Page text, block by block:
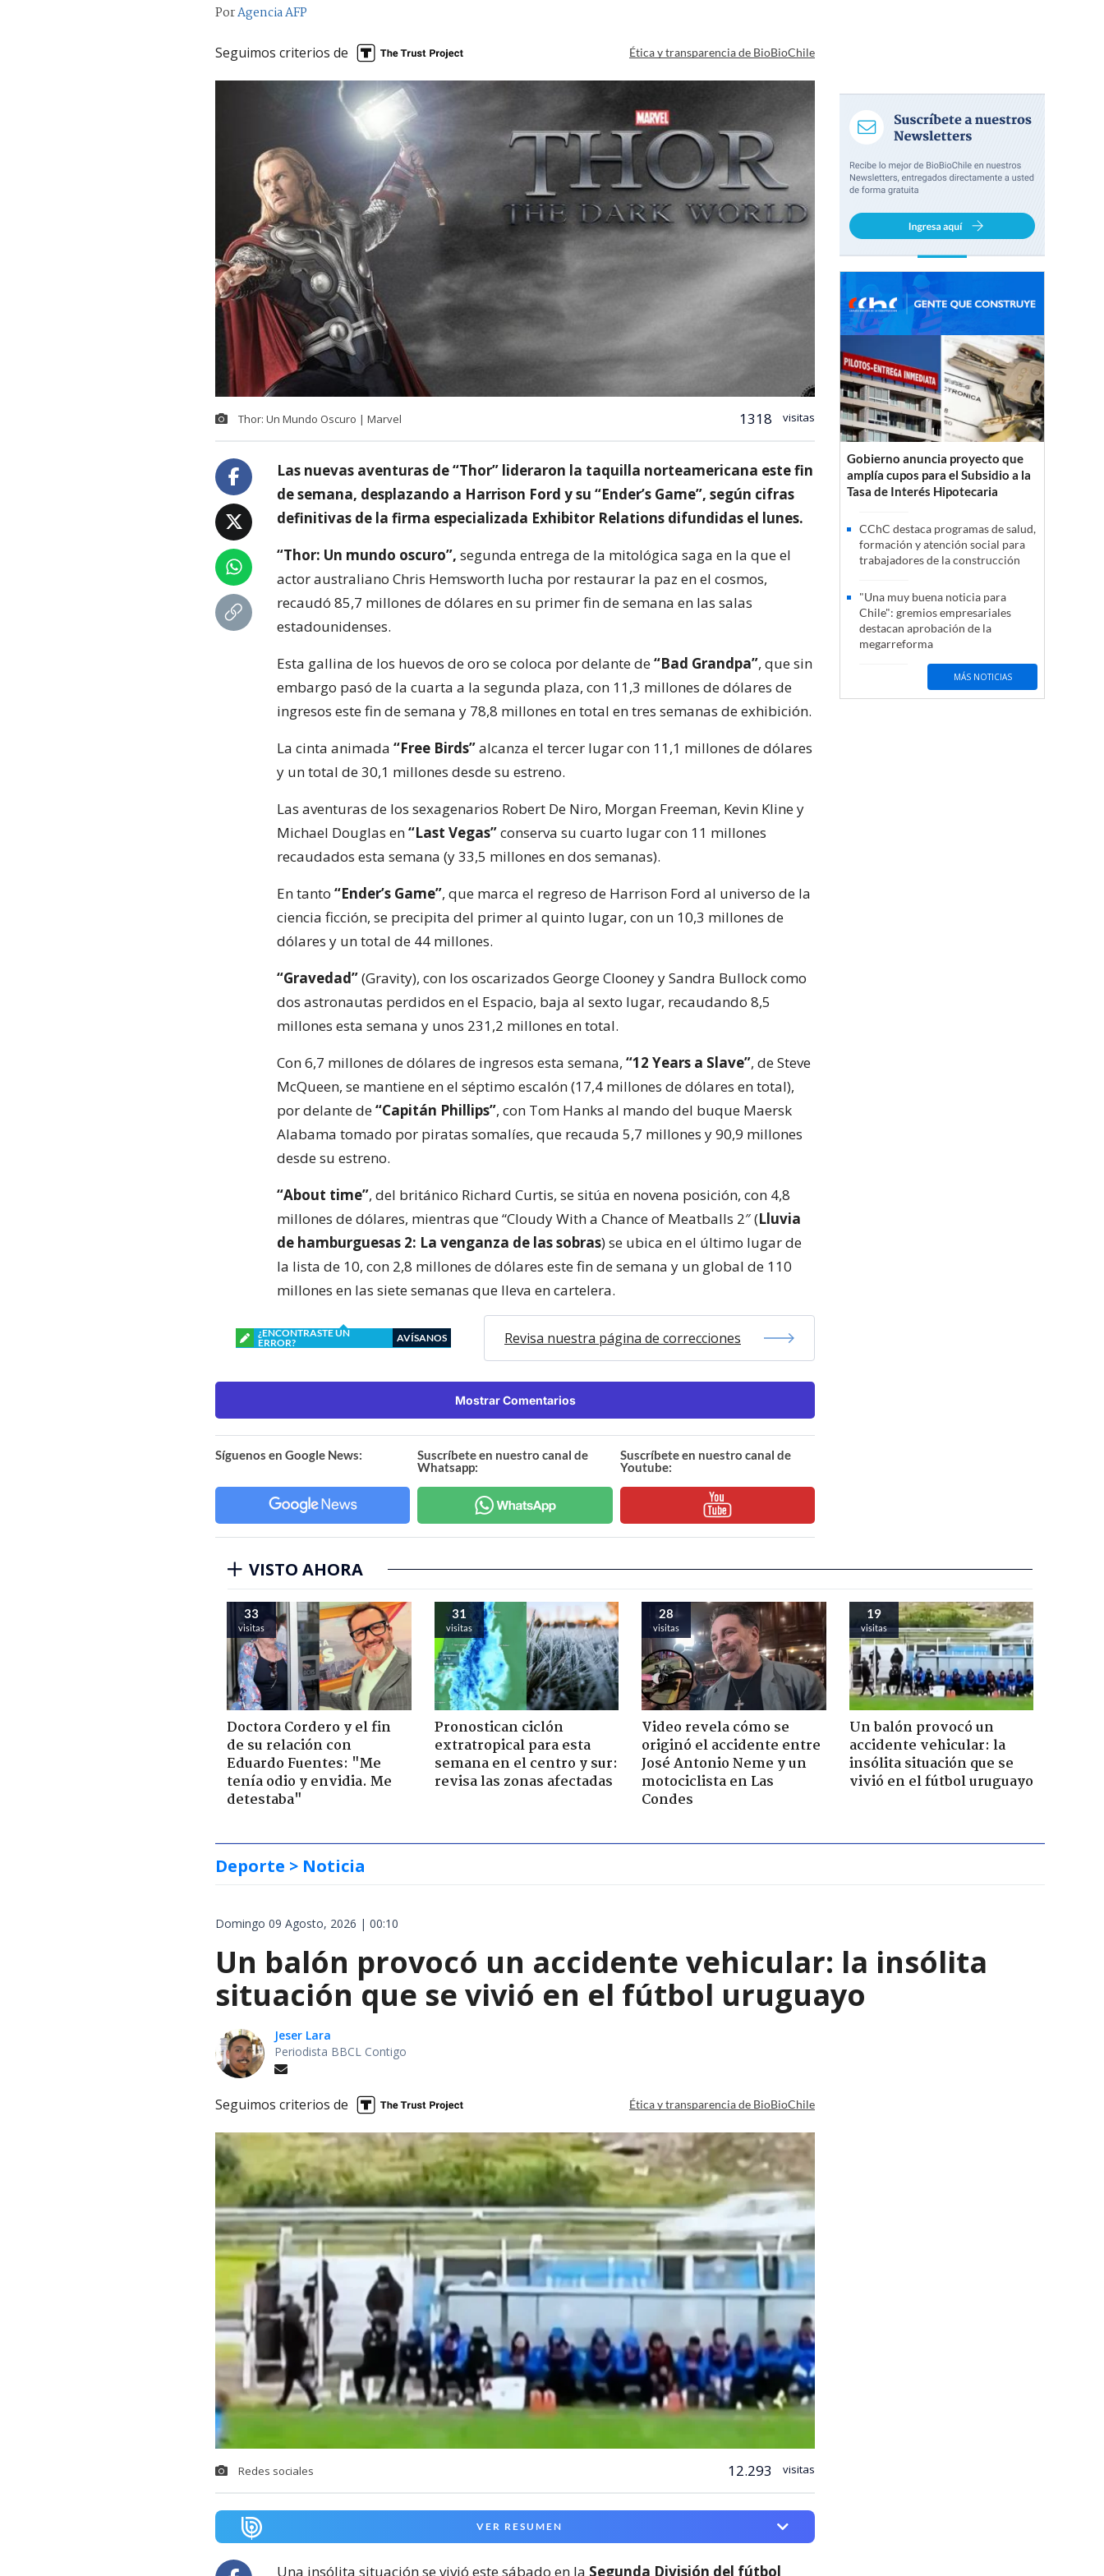
PorAgencia AFP
Seguimos criterios de Ética y transparencia de BioBioChile
Thor: Un Mundo Oscuro | Marvel 1318 visitas
Las nuevas aventuras de “Thor” lideraron la taquilla norteamericana este fin
de semana, desplazando a Harrison Ford y su “Ender’s Game”, según cifras
definitivas de la firma especializada Exhibitor Relations difundidas el lunes.
“Thor: Un mundo oscuro”, segunda entrega de la mitológica saga en la que el
actor australiano Chris Hemsworth lucha por restaurar la paz en el cosmos,
recaudó 85,7 millones de dólares en su primer fin de semana en las salas
estadounidenses.
Esta gallina de los huevos de oro se coloca por delante de“Bad Grandpa”, que sin
embargo pasó de la cuarta a la segunda plaza, con 11,3 millones de dólares de
ingresos este fin de semana y 78,8 millones en total en tres semanas de exhibición.
La cinta animada “Free Birds”alcanza el tercer lugar con 11,1 millones de dólares
y un total de 30,1 millones desde su estreno.
Las aventuras de los sexagenarios Robert De Niro, Morgan Freeman, Kevin Kline y
Michael Douglas en“Last Vegas”conserva su cuarto lugar con 11 millones
recaudados esta semana (y 33,5 millones en dos semanas).
En tanto “Ender’s Game”, que marca el regreso de Harrison Ford al universo de la
ciencia ficción, se precipita del primer al quinto lugar, con un 10,3 millones de
dólares y un total de 44 millones.
“Gravedad”(Gravity), con los oscarizados George Clooney y Sandra Bullock como
dos astronautas perdidos en el Espacio, baja al sexto lugar, recaudando 8,5
millones esta semana y unos 231,2 millones en total.
Con 6,7 millones de dólares de ingresos esta semana, “12 Years a Slave”, de Steve
McQueen, se mantiene en el séptimo escalón (17,4 millones de dólares en total),
por delante de“Capitán Phillips”, con Tom Hanks al mando del buque Maersk
Alabama tomado por piratas somalíes, que recauda 5,7 millones y 90,9 millones
desde su estreno.
“About time”, del británico Richard Curtis, se sitúa en novena posición, con 4,8
millones de dólares, mientras que “Cloudy With a Chance of Meatballs 2″ (Lluvia
de hamburguesas 2: La venganza de las sobras) se ubica en el último lugar de
la lista de 10, con 2,8 millones de dólares este fin de semana y un global de 110
millones en las siete semanas que lleva en cartelera.
¿ENCONTRASTE UN
ERROR?
AVÍSANOS Revisa nuestra página de correcciones
Mostrar Comentarios
Síguenos en Google News:
Suscríbete en nuestro canal de
Whatsapp:
Suscríbete en nuestro canal de
Youtube:
Gobierno anuncia proyecto que
amplía cupos para el Subsidio a la
Tasa de Interés Hipotecaria
CChC destaca programas de salud,
formación y atención social para
trabajadores de la construcción
"Una muy buena noticia para
Chile": gremios empresariales
destacan aprobación de la
megarreforma
MÁS NOTICIAS
VISTO AHORA
33
visitas
Doctora Cordero y el fin
de su relación con
Eduardo Fuentes: "Me
tenía odio y envidia. Me
detestaba"
31
visitas
Pronostican ciclón
extratropical para esta
semana en el centro y sur:
revisa las zonas afectadas
28
visitas
Video revela cómo se
originó el accidente entre
José Antonio Neme y un
motociclista en Las
Condes
19
visitas
Un balón provocó un
accidente vehicular: la
insólita situación que se
vivió en el fútbol uruguayo
Deporte > Noticia
Domingo 09 Agosto, 2026 | 00:10
Un balón provocó un accidente vehicular: la insólita
situación que se vivió en el fútbol uruguayo
Jeser Lara
Periodista BBCL Contigo
Seguimos criterios de Ética y transparencia de BioBioChile
Redes sociales 12.293 visitas
VER RESUMEN
Una insólita situación se vivió este sábado en la Segunda División del fútbol